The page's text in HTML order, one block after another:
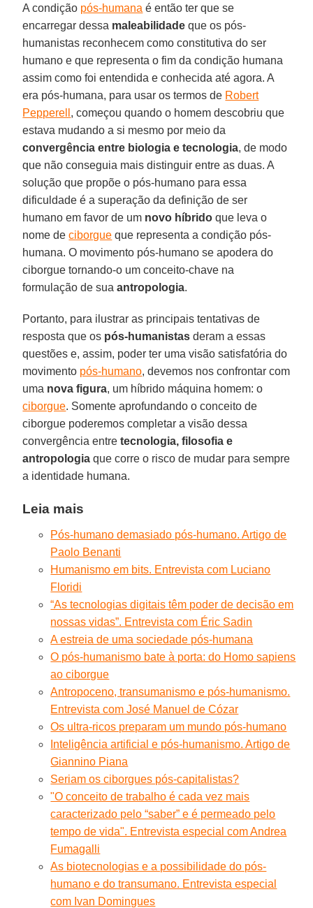
A condição pós-humana é então ter que se
encarregar dessa maleabilidade que os pós-
humanistas reconhecem como constitutiva do ser
humano e que representa o fim da condição humana
assim como foi entendida e conhecida até agora. A
era pós-humana, para usar os termos de Robert
Pepperell , começou quando o homem descobriu que
estava mudando a si mesmo por meio da
convergência entre biologia e tecnologia, de modo
que não conseguia mais distinguir entre as duas. A
solução que propõe o pós-humano para essa
dificuldade é a superação da definição de ser
humano em favor de um novo híbrido que leva o
nome deciborgue que representa a condição pós-
humana. O movimento pós-humano se apodera do
ciborgue tornando-o um conceito-chave na
formulação de suaantropologia.
Portanto, para ilustrar as principais tentativas de
resposta que os pós-humanistas deram a essas
questões e, assim, poder ter uma visão satisfatória do
movimento pós-humano, devemos nos confrontar com
uma nova figura, um híbrido máquina homem: o
ciborgue. Somente aprofundando o conceito de
ciborgue poderemos completar a visão dessa
convergência entretecnologia, filosofia e
antropologia que corre o risco de mudar para sempre
a identidade humana.
Leia mais
Pós-humano demasiado pós-humano. Artigo de
Paolo Benanti
Humanismo em bits. Entrevista com Luciano
Floridi
“As tecnologias digitais têm poder de decisão em
nossas vidas”. Entrevista com Éric Sadin
A estreia de uma sociedade pós-humana
O pós-humanismo bate à porta: do Homo sapiens
ao ciborgue
Antropoceno, transumanismo e pós-humanismo.
Entrevista com José Manuel de Cózar
Os ultra-ricos preparam um mundo pós-humano
Inteligência artificial e pós-humanismo. Artigo de
Giannino Piana
Seriam os ciborgues pós-capitalistas?
"O conceito de trabalho é cada vez mais
caracterizado pelo “saber” e é permeado pelo
tempo de vida". Entrevista especial com Andrea
Fumagalli
As biotecnologias e a possibilidade do pós-
humano e do transumano. Entrevista especial
com Ivan Domingues